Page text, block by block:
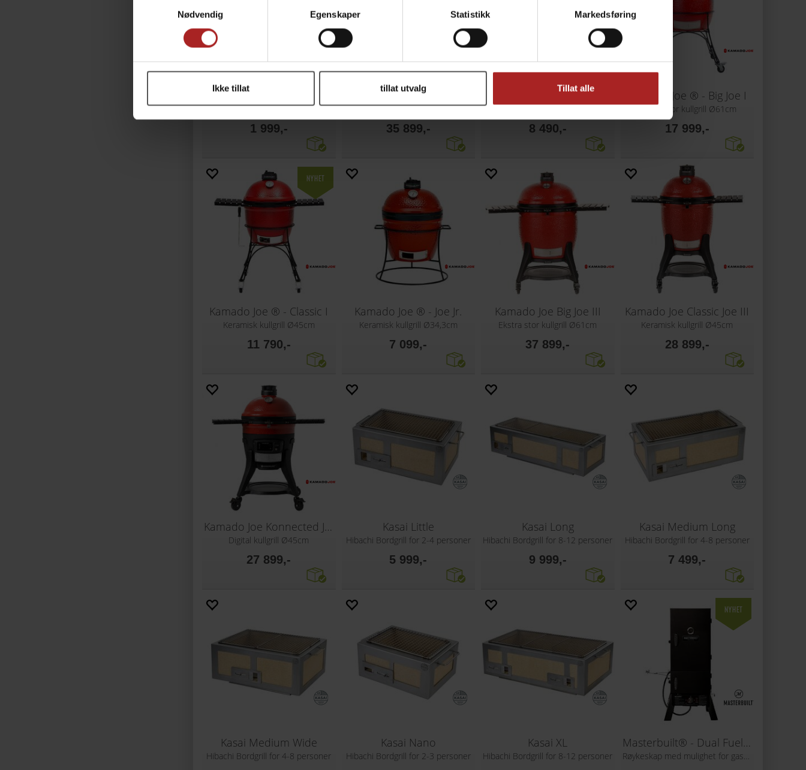
Nødvendig
Egenskaper Statistikk Markedsføring
Ikke tillat tillat utvalg Tillat alle
Hot Wok Pro 12 kW
Inkl. regulator/slange og 30cm wokpanne
1 999,-
Digital kullgrilll Ø61cm
35 899,- 8 490,-
Kamado Joe ® - Big Joe I
Ekstra stor kullgrill Ø61cm
17 999,-
Kamado Joe ® - Classic I
Keramisk kullgrill Ø45cm
11 790,-
Kamado Joe ® - Joe Jr.
Keramisk kullgrill Ø34,3cm
7 099,-
Kamado Joe Big Joe III
Ekstra stor kullgrill Ø61cm
37 899,-
Kamado Joe Classic Joe III
Keramisk kullgrill Ø45cm
28 899,-
Kamado Joe Konnected Joe
Digital kullgrill Ø45cm
27 899,-
Kasai Little
Hibachi Bordgrill for 2-4 personer
5 999,-
Kasai Long
Hibachi Bordgrill for 8-12 personer
9 999,-
Kasai Medium Long
Hibachi Bordgrill for 4-8 personer
7 499,-
Kasai Medium Wide
Hibachi Bordgrill for 4-8 personer
Kasai Nano
Hibachi Bordgrill for 2-3 personer
Kasai XL
Hibachi Bordgrill for 8-12 personer
Masterbuilt® - Dual Fuel Smoker
Røykeskap med mulighet for gass og kull